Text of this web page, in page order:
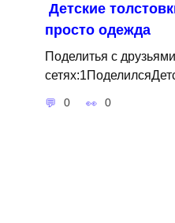
Детские
просто одежда
Поделитья с
0 0